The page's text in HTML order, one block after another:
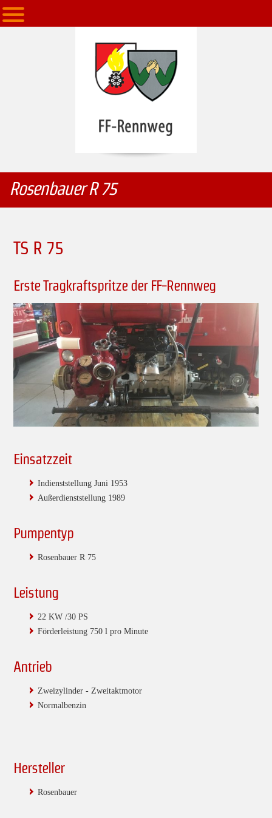
Rosenbauer R 75
TS R 75
Erste Tragkraftspritze der FF-Rennweg
Einsatzzeit
Indienststellung Juni 1953
Außerdienststellung 1989
Pumpentyp
Rosenbauer R 75
Leistung
22 KW /30 PS
Förderleistung 750 l pro Minute
Antrieb
Zweizylinder - Zweitaktmotor
Normalbenzin
Hersteller
Rosenbauer